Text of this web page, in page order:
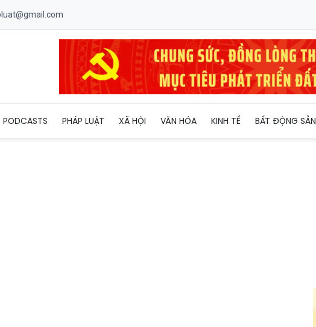
PODCASTS PHÁP LUẬT XÃ HỘI VĂN HÓA KINH TẾ BẤT ĐỘNG SẢN